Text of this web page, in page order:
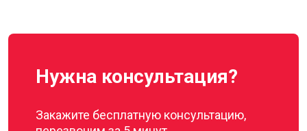
Нужна консультация?
Закажите бесплатную консультацию,